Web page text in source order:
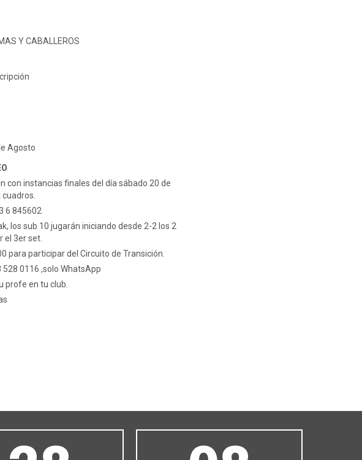
Y CABALLEROS
Agosto
con instancias finales del día sábado 20 de
cuadros.
6 845602
los sub 10 jugarán iniciando desde 2-2 los 2
el 3er set.
para participar del Circuito de Transición.
528 0116 ,solo WhatsApp
profe en tu club.